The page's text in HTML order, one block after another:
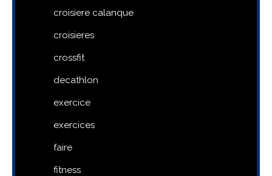
croisiere calanque
croisieres
crossfit
decathlon
exercice
exercices
faire
fitness